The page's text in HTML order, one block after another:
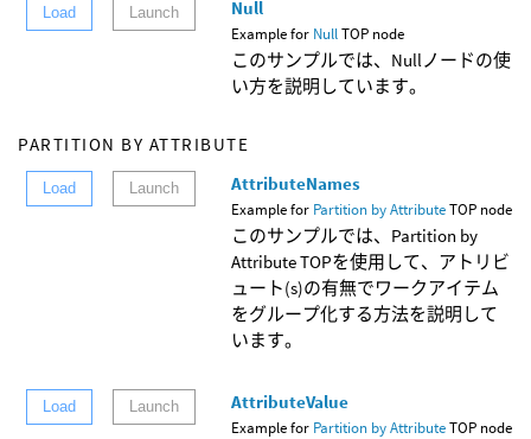
Load Launch Null
Example for NullTOP node
このサンプルでは、Nullノードの使
い方を説明しています。
PARTITION BY ATTRIBUTE
Load Launch AttributeNames
Example for Partition by AttributeTOP node
このサンプルでは、Partition by
Attribute TOPを使用して、アトリビ
ュート(s)の有無でワークアイテム
をグループ化する方法を説明して
います。
Load Launch AttributeValue
Example for Partition by AttributeTOP node